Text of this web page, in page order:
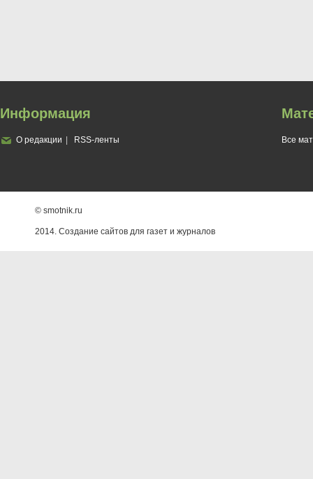
Информация
О редакции RSS-ленты Все
© smotnik.ru
2014. Создание сайтов для газет и журналов